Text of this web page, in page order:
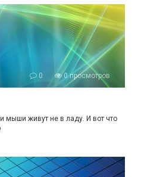
0 0 просмотров
мыши живут не в ладу. И вот что